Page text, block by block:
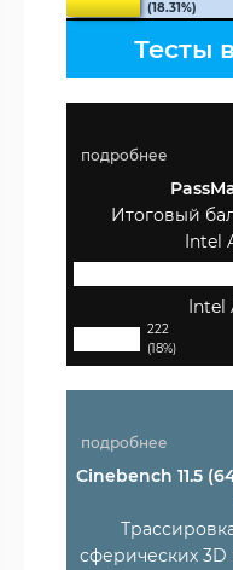
(18.31%)
Тесты
подробнее
Итоговый
Intel
Intel
222
(18%)
подробнее
Cinebench 11.5
сферических